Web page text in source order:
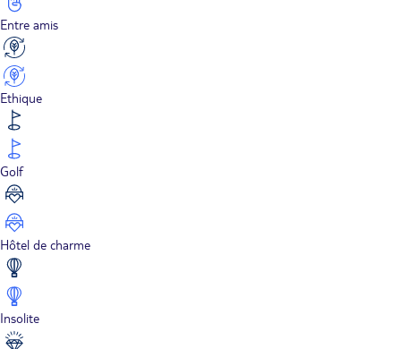
Entre amis
Ethique
Golf
Hôtel de charme
Insolite